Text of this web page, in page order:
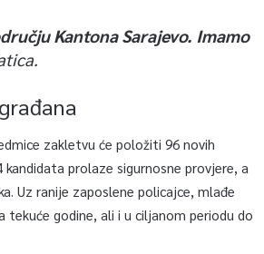
Kantona Sarajevo. Imamo
zakletvu će položiti 96 novih
prolaze sigurnosne provjere, a
Uz ranije zaposlene policajce, mlađe
tekuće godine, ali i u ciljanom periodu do